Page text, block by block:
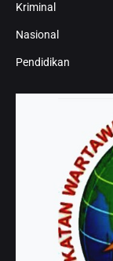
Kriminal
Nasional
Pendidikan